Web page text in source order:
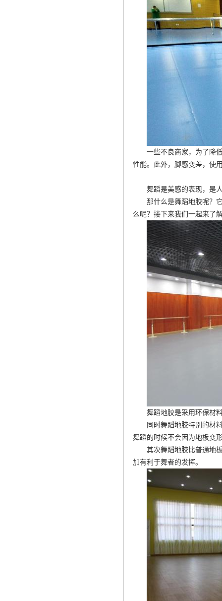
一些不良商家，为了降
性能。此外，脚感变差，使
舞蹈是美感的表现，是
那什么是舞蹈地胶呢？
么呢？接下来我们一起来了
舞蹈地胶是采用环保材
同时舞蹈地胶特别的材
舞蹈的时候不会因为地板变
其次舞蹈地胶比普通地
加有利于舞者的发挥。